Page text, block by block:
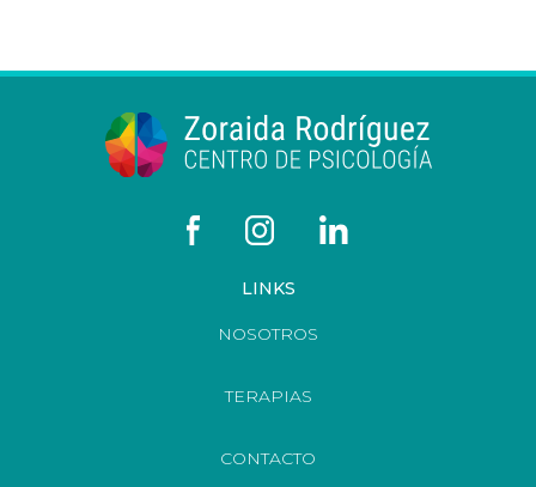
LINKS
NOSOTROS
TERAPIAS
CONTACTO